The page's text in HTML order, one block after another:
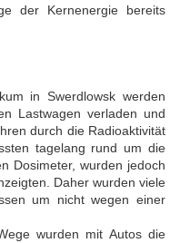
der Kernenergie bereits
in Swerdlowsk werden
Lastwagen verladen und
durch die Radioaktivität
tagelang rund um die
Dosimeter, wurden jedoch
Daher wurden viele
um nicht wegen einer
wurden mit Autos die